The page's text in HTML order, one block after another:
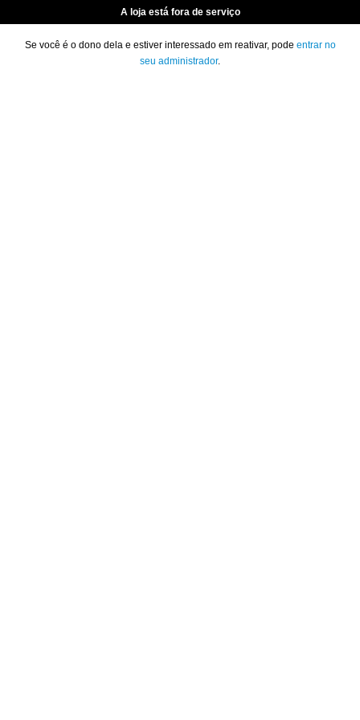
A loja está fora de serviço
Se você é o dono dela e estiver interessado em reativar, pode entrar no
seu administrador.